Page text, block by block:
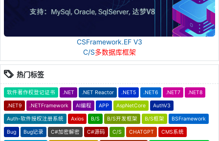
CSFramework.EF V3
C/S多数据库框架
热门标签
软件著作权登记证书 .NET .NET Reactor .NET5 .NET6 .NET7 .NET8
.NET9 .NETFramework AI编程 APP AspNetCore AuthV3
Auth-软件授权注册系统 Axios B/S B/S开发框架 B/S框架 BSFramework
Bug Bug记录 C#加密解密 C#源码 C/S CHATGPT CMS系统